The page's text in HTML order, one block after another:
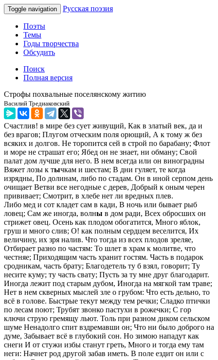
Toggle navigation Русская поэзия
Поэты
Темы
Годы творчества
Обсудить
Поиск
Полная версия
Строфы похвальные поселянскому житию
Василий Тредиаковский
Счастлив! в мире без сует живущий, Как в златый век, да и
без врагов; Плугом отческим поля орющий, А к тому ж без
всяких и долгов. Не торопится сей в строй по барабану; Флот
и море не страшат его; Ябед он не знает, ни обману; Свой
палат дом лучше для него. В нем всегда или он виноградны
Вяжет лозы к тычкам и шестам; В дни гуляет, те когда
изрядны, По долинам, либо по стадам. Он в иной серпом день
очищает Ветви все негодные с дерев, Добрый к оным черен
прививает; Смотрит, в хлебе нет ли вредных плев.
Либо мед и сот кладет сам в кади, В ночь или бывает рыб
ловец; Сам же иногда, волны в дом ради, Всех обросших он
стрижет овец. Осень как плодом обогатится, Много яблок,
груш и много слив; О! как полным сердцем веселится, Их
величину, их зря налив. Что тогда из всех плодов зреляе,
Отбирает разно по частям: То шлет в храм к молитве, что
честняе; Приходящим часть хранит гостям. Часть в подарок
сродникам, часть брату; Благодетель ту б взял, говорит; Ту
несите куму; ту часть свату; Пусть за ту мне друг благодарит.
Иногда лежит под старым дубом, Иногда на мягкой там траве;
Нет в нем скверных мыслей зле о грубом: Что есть дельно, то
всё в голове. Быстрые текут между тем речки; Сладко птички
по лесам поют; Трубят звонко пастухи в рожечки; С гор
ключи струю гремящу льют. Толь при разном диком сельском
шуме Ненадолго спит вздремавши он; Что ни было доброго на
думе, Забывает всё в глубокий сон. Но зимою нападут как
снеги И от стужи избы станут греть, Много и тогда ему там
неги: Начнет род другой забав иметь. В поле ездит он или с